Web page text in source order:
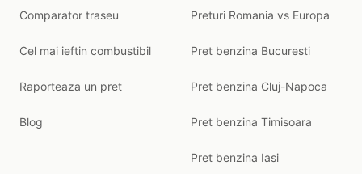
Comparator traseu
Cel mai ieftin combustibil
Raporteaza un pret
Blog
Preturi Romania vs Europa
Pret benzina Bucuresti
Pret benzina Cluj-Napoca
Pret benzina Timisoara
Pret benzina Iasi